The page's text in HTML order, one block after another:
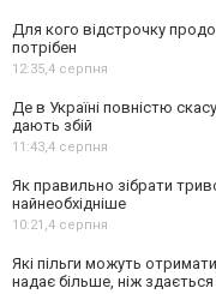
Для кого відстрочку
потрібен
12:35,4 серпня
Де в Україні повністю
дають збій
11:43,4 серпня
Як правильно зібрати
найнеобхідніше
10:21,4 серпня
Які пільги можуть
надає більше, ніж здається